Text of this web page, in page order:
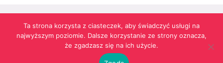
Ta strona korzysta z ciasteczek, aby świadczyć usługi na
najwyższym poziomie. Dalsze korzystanie ze strony oznacza,
że zgadzasz się na ich użycie.
Strona korzysta z informacji przechowywanych w plikach cookies w celach
funkcjonalnych oraz statystycznych.
agencja reklamowa Gliwice